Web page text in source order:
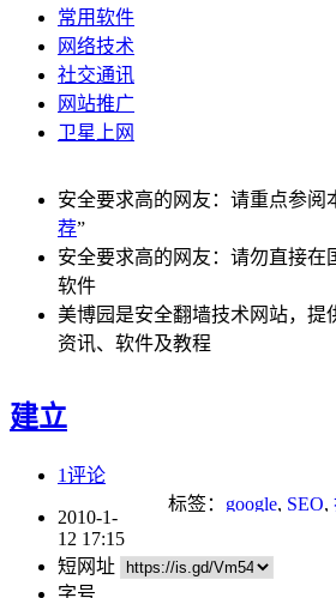
常用软件
网络技术
社交通讯
网站推广
卫星上网
安全要求高的网友：请重点参阅
荐”
安全要求高的网友：请勿直接在
软件
美博园是安全翻墙技术网站，提
资讯、软件及教程
建立
1评论
标签： google, SEO,
2010-1-
12 17:15
短网址
字号